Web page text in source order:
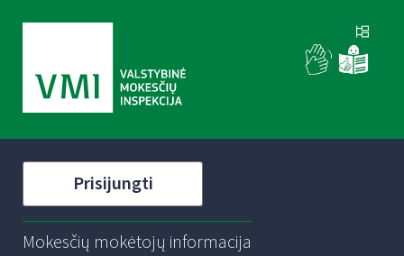
Prisijungti
Mokesčių mokėtojų informacija